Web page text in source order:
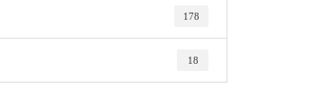
178
18